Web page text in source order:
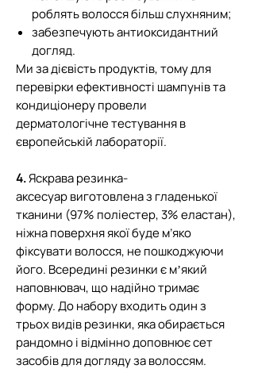
роблять волосся більш слухняним;
забезпечують антиоксидантний
догляд.
Ми за дієвість продуктів, тому для
перевірки ефективності шампунів та
кондиціонеру провели
дерматологічне тестування в
європейській лабораторії.
4.Яскрава резинка-
аксесуар виготовлена з гладенької
тканини (97% поліестер, 3% еластан),
ніжна поверхня якої буде м’яко
фіксувати волосся, не пошкоджуючи
його. Всередині резинки є мʼякий
наповнювач, що надійно тримає
форму. До набору входить один з
трьох видів резинки, яка обирається
рандомно і відмінно доповнює сет
засобів для догляду за волоссям.